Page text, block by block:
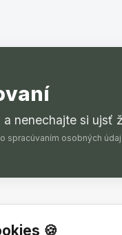
🍪
nenechajte si ujsť
spracúvaním osobných